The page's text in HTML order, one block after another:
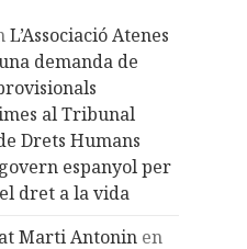
L’Associació Atenes
demanda de
al Tribunal
Drets Humans
espanyol per
dret a la vida
Marti Antonin en